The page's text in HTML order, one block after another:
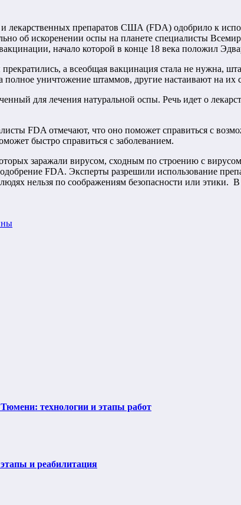
лекарственных препаратов США (FDA) одобрило к
об искоренении оспы на планете специалисты
начало которой в конце 18 века положил
а всеобщая вакцинация стала не нужна,
уничтожение штаммов, другие настаивают на их
для лечения натуральной оспы. Речь идет о
FDA отмечают, что оно поможет справиться с
быстро справиться с заболеванием.
заражали вирусом, сходным по строению с
FDA. Эксперты разрешили использование
нельзя по соображениям безопасности или этики.
технологии и этапы работ
и реабилитация